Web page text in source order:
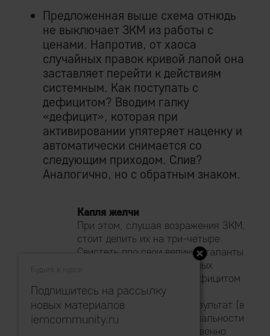
Будьте в курсе
Подпишитесь на рассылку
новых материалов
iemcommunity.ru
Предложенная выше схема отнюдь
не выключает ЗКМ из работы с
ценами. Напротив, от хаоса
случайных правок кривой лапой она
заставляет перейти к действиям
системным. Как поступать с
дефицитом? Вводим галку
«дефицит», которая при
активировании упятеряет наценку и
автоматически снимается со
следующим приходом. Слив?
Аналогично, но с обратным знаком.
Капля желчи
При этом, слушая возражения ЗКМ,
стоит делить их на три-четыре.
Свистеть про свои великие таланты
знатоков рынка и виртуозных
операций со сливами и дефицитом
они горазды весьма, а вот
предъявить измеримый результат (в
виде, например, % маржинальности
категории по году, существенно